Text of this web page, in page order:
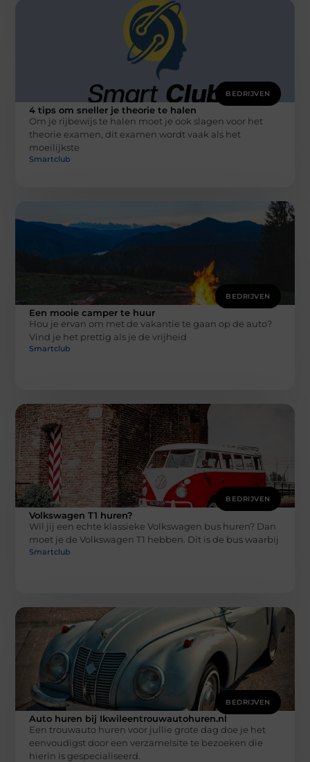
BEDRIJVEN
4 tips om sneller je theorie te halen
Om je rijbewijs te halen moet je ook slagen voor het
theorie examen, dit examen wordt vaak als het
moeilijkste
Smartclub
BEDRIJVEN
Een mooie camper te huur
Hou je ervan om met de vakantie te gaan op de auto?
Vind je het prettig als je de vrijheid
Smartclub
BEDRIJVEN
Volkswagen T1 huren?
Wil jij een echte klassieke Volkswagen bus huren? Dan
moet je de Volkswagen T1 hebben. Dit is de bus waarbij
Smartclub
BEDRIJVEN
Auto huren bij Ikwileentrouwautohuren.nl
Een trouwauto huren voor jullie grote dag doe je het
eenvoudigst door een verzamelsite te bezoeken die
hierin is gespecialiseerd.